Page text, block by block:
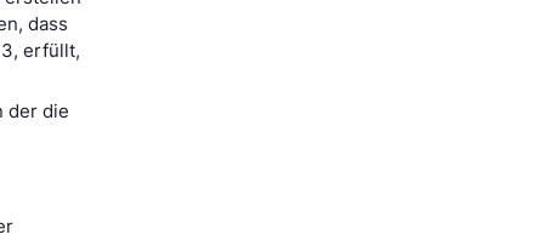
dass
3, erfüllt,
der die